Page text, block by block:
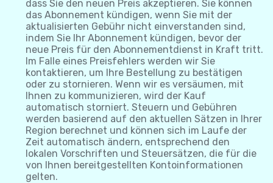
dass Sie den neuen Preis akzeptieren. Sie können
das Abonnement kündigen, wenn Sie mit der
aktualisierten Gebühr nicht einverstanden sind,
indem Sie Ihr Abonnement kündigen, bevor der
neue Preis für den Abonnementdienst in Kraft tritt.
Im Falle eines Preisfehlers werden wir Sie
kontaktieren, um Ihre Bestellung zu bestätigen
oder zu stornieren. Wenn wir es versäumen, mit
Ihnen zu kommunizieren, wird der Kauf
automatisch storniert. Steuern und Gebühren
werden basierend auf den aktuellen Sätzen in Ihrer
Region berechnet und können sich im Laufe der
Zeit automatisch ändern, entsprechend den
lokalen Vorschriften und Steuersätzen, die für die
von Ihnen bereitgestellten Kontoinformationen
gelten.